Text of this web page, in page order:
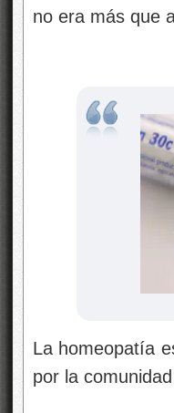
no era más que
La homeopatía
por la